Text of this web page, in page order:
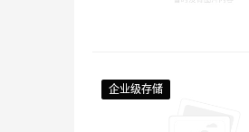
企业级存储
企业级存储
企业级存储
企业级存储